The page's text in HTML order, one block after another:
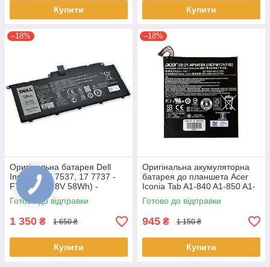
Купити Купити
–18%
Оригінальна батарея Dell
Inspiron 15 7537, 17 7737 -
F7HVR (14.8V 58Wh) -
Акумулятор, АКБ
Готово до відправки
1 350 ₴ 1 650 ₴
Купити
–18%
Оригінальна акумуляторна
батарея до планшета Acer
Iconia Tab A1-840 A1-850 A1-
860 One 8 B1-810 B1-820 B1-
830 - AP14F8K
Готово до відправки
945 ₴ 1 150 ₴
Купити